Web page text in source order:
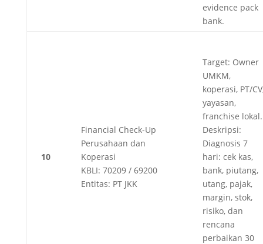
evidence pack
bank.
10
Financial Check-Up
Perusahaan dan
Koperasi
KBLI: 70209 / 69200
Entitas: PT JKK
Target: Owner
UMKM,
koperasi, PT/
yayasan,
franchise lokal.
Deskripsi:
Diagnosis 7
hari: cek kas,
bank, piutang,
utang, pajak,
margin, stok,
risiko, dan
rencana
perbaikan 30